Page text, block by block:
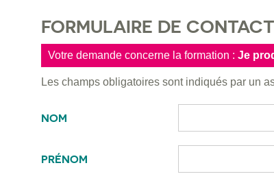
FORMULAIRE DE CONTACT
Votre demande concerne la formation : Je
Les champs obligatoires sont indiqués par un
NOM
PRÉNOM